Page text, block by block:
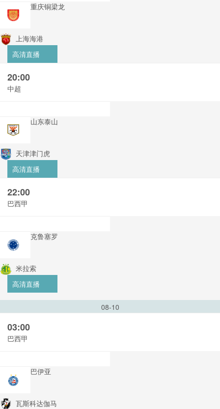
重庆铜梁龙
上海海港
高清直播
20:00
中超
山东泰山
天津津门虎
高清直播
22:00
巴西甲
克鲁塞罗
米拉索
高清直播
08-10
03:00
巴西甲
巴伊亚
瓦斯科达伽马